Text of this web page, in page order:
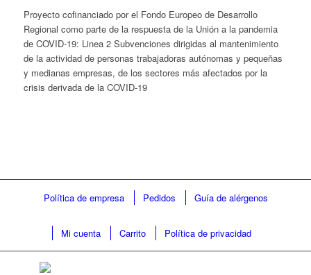
Proyecto cofinanciado por el Fondo Europeo de Desarrollo
Regional como parte de la respuesta de la Unión a la pandemia
de COVID-19: Linea 2 Subvenciones dirigidas al mantenimiento
de la actividad de personas trabajadoras autónomas y pequeñas
y medianas empresas, de los sectores más afectados por la
crisis derivada de la COVID-19
Política de empresa Pedidos Guía de alérgenos
Mi cuenta Carrito Política de privacidad